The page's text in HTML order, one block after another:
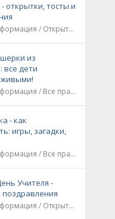
открытки, тосты и
22.02.22, Информация / Открытки / Все праздники
из
все дети
20.06.21, Информация / Все праздники / Рассказы и истории
- как
игры, загадки,
10.07.21, Информация / Все праздники
Учителя -
04.10.21, Информация / Открытки / Все праздники